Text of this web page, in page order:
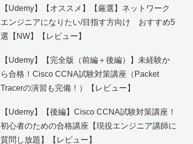
【Udemy】【オススメ】【厳選】ネットワーク
エンジニアになりたい/目指す方向け おすすめ5
選【NW】【レビュー】
【Udemy】【完全版（前編＋後編）】未経験か
ら合格！Cisco CCNA試験対策講座（Packet
Tracerの演習も完備！）【レビュー】
【Udemy】【後編】Cisco CCNA試験対策講座！
初心者のための合格講座【現役エンジニア講師に
質問し放題】【レビュー】